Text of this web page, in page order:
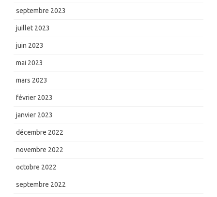
septembre 2023
juillet 2023
juin 2023
mai 2023
mars 2023
février 2023
janvier 2023
décembre 2022
novembre 2022
octobre 2022
septembre 2022